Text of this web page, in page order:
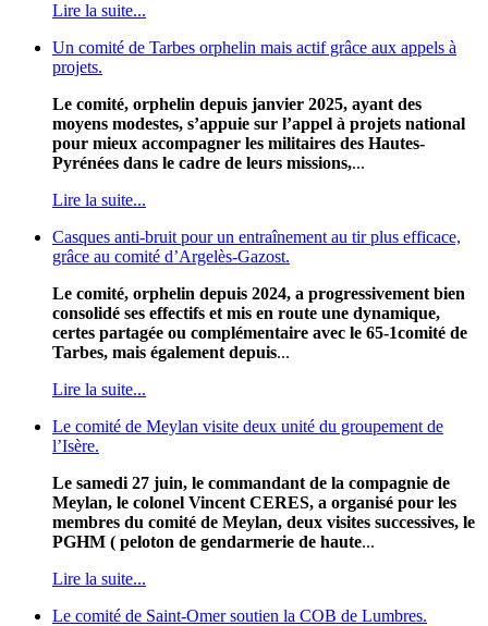
Lire la suite...
Un comité de Tarbes orphelin mais actif grâce aux appels à
projets.
Le comité, orphelin depuis janvier 2025, ayant des
moyens modestes, s’appuie sur l’appel à projets national
pour mieux accompagner les militaires des Hautes-
Pyrénées dans le cadre de leurs missions,...
Lire la suite...
Casques anti-bruit pour un entraînement au tir plus efficace,
grâce au comité d’Argelès-Gazost.
Le comité, orphelin depuis 2024, a progressivement bien
consolidé ses effectifs et mis en route une dynamique,
certes partagée ou complémentaire avec le 65-1comité de
Tarbes, mais également depuis...
Lire la suite...
Le comité de Meylan visite deux unité du groupement de
l’Isère.
Le samedi 27 juin, le commandant de la compagnie de
Meylan, le colonel Vincent CERES, a organisé pour les
membres du comité de Meylan, deux visites successives, le
PGHM ( peloton de gendarmerie de haute...
Lire la suite...
Le comité de Saint-Omer soutien la COB de Lumbres.